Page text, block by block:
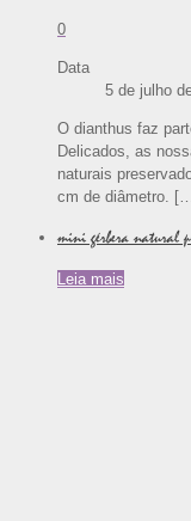
0
Data
5 de julho
O dianthus faz
Delicados, as
naturais
cm de diâmetro.
mini gérbera natural
Leia mais